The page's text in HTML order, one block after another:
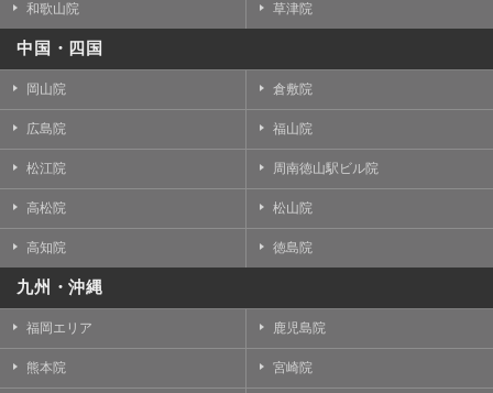
和歌山院 草津院
中国・四国
岡山院 倉敷院
広島院 福山院
松江院 周南徳山駅ビル院
高松院 松山院
高知院 徳島院
九州・沖縄
福岡エリア 鹿児島院
熊本院 宮崎院